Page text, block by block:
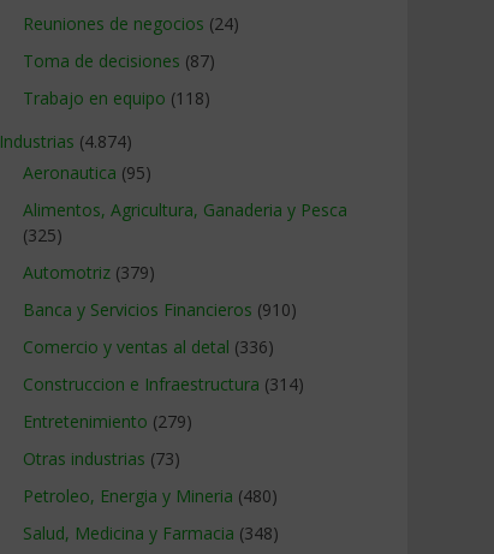
Reuniones de negocios (24)
Toma de decisiones (87)
Trabajo en equipo (118)
Industrias (4.874)
Aeronautica (95)
Alimentos, Agricultura, Ganaderia y Pesca
(325)
Automotriz (379)
Banca y Servicios Financieros (910)
Comercio y ventas al detal (336)
Construccion e Infraestructura (314)
Entretenimiento (279)
Otras industrias (73)
Petroleo, Energia y Mineria (480)
Salud, Medicina y Farmacia (348)